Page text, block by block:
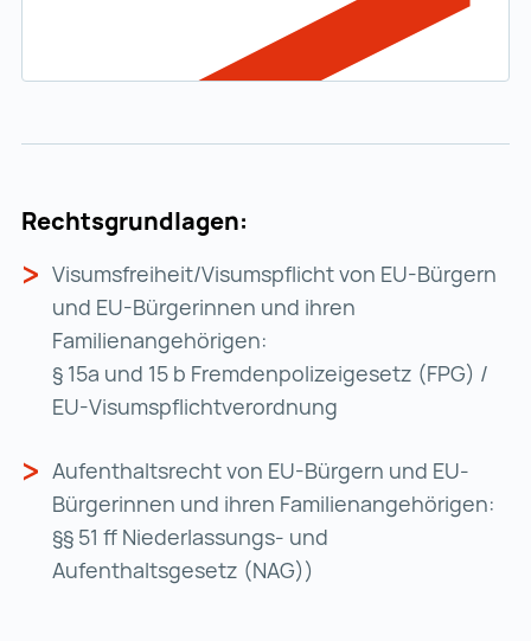
Rechtsgrundlagen:
Visumsfreiheit/Visumspflicht von EU-Bürgern
und EU-Bürgerinnen und ihren
Familienangehörigen:
§ 15a und 15 b Fremdenpolizeigesetz (FPG) /
EU-Visumspflichtverordnung
Aufenthaltsrecht von EU-Bürgern und EU-
Bürgerinnen und ihren Familienangehörigen:
§§ 51 ff Niederlassungs- und
Aufenthaltsgesetz (NAG))